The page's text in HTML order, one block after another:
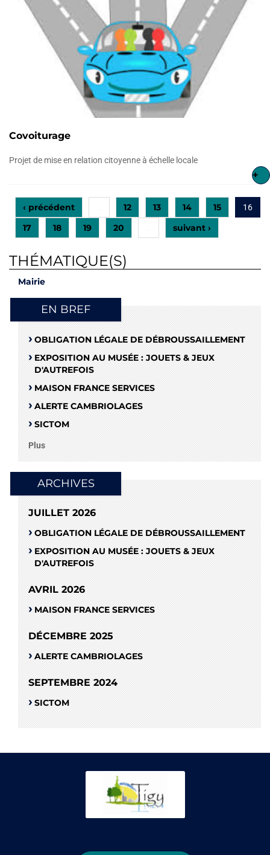
Covoiturage
Projet de mise en relation citoyenne à échelle locale
+
‹ précédent 12 13 14 15 16
17 18 19 20 suivant ›
THÉMATIQUE(S)
Mairie
EN BREF
OBLIGATION LÉGALE DE DÉBROUSSAILLEMENT
EXPOSITION AU MUSÉE : JOUETS & JEUX
D'AUTREFOIS
MAISON FRANCE SERVICES
ALERTE CAMBRIOLAGES
SICTOM
Plus
ARCHIVES
JUILLET 2026
OBLIGATION LÉGALE DE DÉBROUSSAILLEMENT
EXPOSITION AU MUSÉE : JOUETS & JEUX
D'AUTREFOIS
AVRIL 2026
MAISON FRANCE SERVICES
DÉCEMBRE 2025
ALERTE CAMBRIOLAGES
SEPTEMBRE 2024
SICTOM